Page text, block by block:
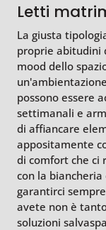
Letti
La giusta
proprie abitudini
mood dello
possono essere
settimanali e
di affiancare
appositamente
di comfort che ci
con la biancheria
garantirci
avete non è
soluzioni